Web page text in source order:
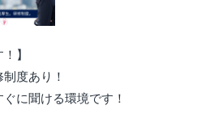
】
度あり！
に聞ける環境です！